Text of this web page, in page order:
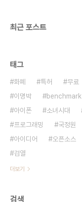
최근 포스트
태그
화폐 특허 무료
이명박
benchmark
아이폰
소녀시대
프로그래밍
국정원
아이디어
오픈소스
검열
더보기
검색